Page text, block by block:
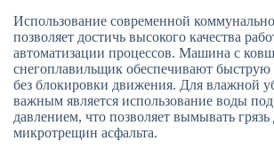
Использование современной
позволяет достичь высокого качества
автоматизации процессов. Машина с
снегоплавильщик обеспечивают
без блокировки движения. Для влажной
важным является использование воды
давлением, что позволяет вымывать грязь
микротрещин асфальта.